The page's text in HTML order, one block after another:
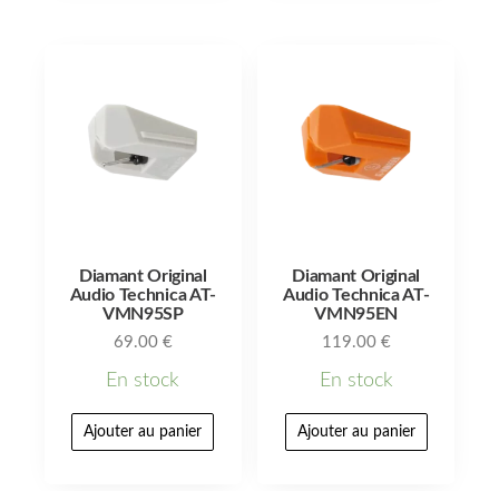
Diamant Original
Audio Technica AT-
VMN95SP
69.00 €
En stock
Ajouter au panier
Diamant Original
Audio Technica AT-
VMN95EN
119.00 €
En stock
Ajouter au panier